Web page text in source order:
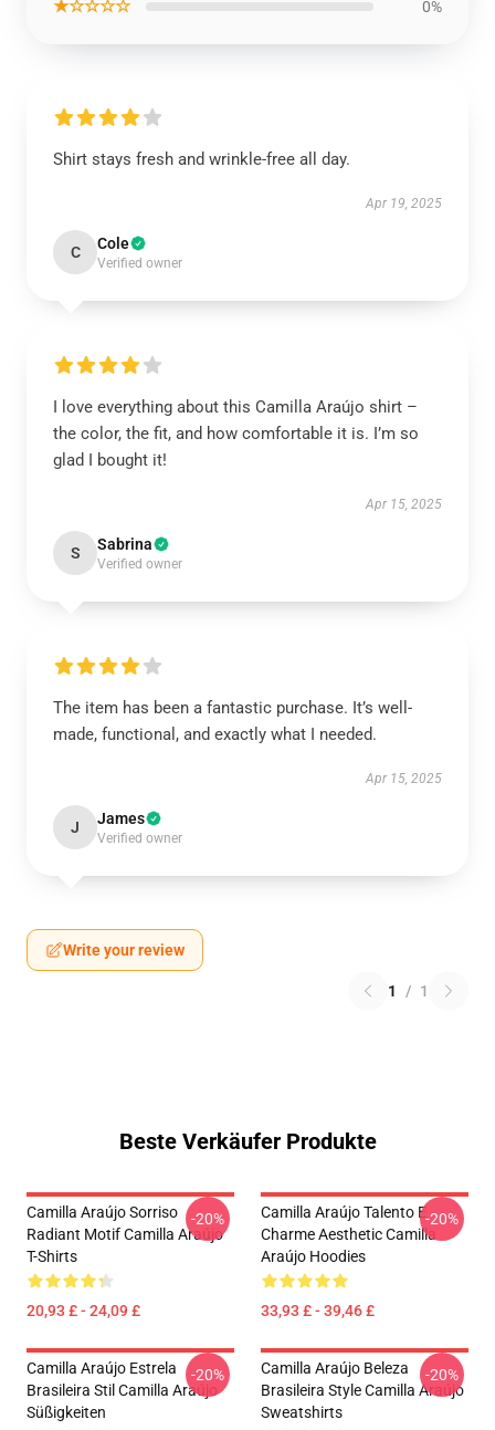
★☆☆☆☆ 0%
Shirt stays fresh and wrinkle-free all day.
Apr 19, 2025
C Cole
Verified owner
I love everything about this Camilla Araújo shirt –
the color, the fit, and how comfortable it is. I’m so
glad I bought it!
Apr 15, 2025
S Sabrina
Verified owner
The item has been a fantastic purchase. It’s well-
made, functional, and exactly what I needed.
Apr 15, 2025
J James
Verified owner
Write your review
1 / 1
Beste Verkäufer Produkte
Camilla Araújo Sorriso
Radiant Motif Camilla Araújo
T-Shirts
20,93 £ - 24,09 £
-20%
Camilla Araújo Talento E
Charme Aesthetic Camilla
Araújo Hoodies
33,93 £ - 39,46 £
-20%
Camilla Araújo Estrela
Brasileira Stil Camilla Araújo
Süßigkeiten
-20%
Camilla Araújo Beleza
Brasileira Style Camilla Araújo
Sweatshirts
-20%